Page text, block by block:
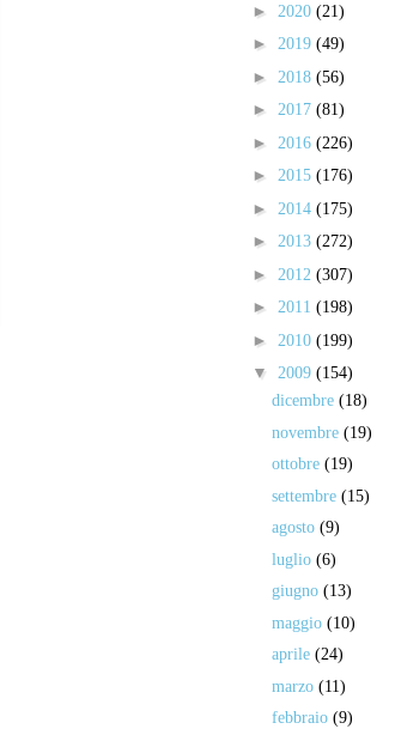
► 2020 (21)
► 2019 (49)
► 2018 (56)
► 2017 (81)
► 2016 (226)
► 2015 (176)
► 2014 (175)
► 2013 (272)
► 2012 (307)
► 2011 (198)
► 2010 (199)
▼ 2009 (154)
dicembre (18)
novembre (19)
ottobre (19)
settembre (15)
agosto (9)
luglio (6)
giugno (13)
maggio (10)
aprile (24)
marzo (11)
febbraio (9)